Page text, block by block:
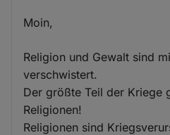
Moin,
Religion und Gewalt sind
verschwistert.
Der größte Teil der Kriege
Religionen!
Religionen sind